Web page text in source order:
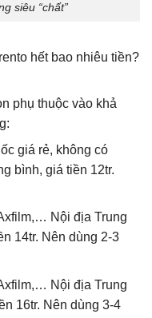
siêu “chất”
hết bao nhiêu tiền?
phụ thuộc vào khả
giá rẻ, không có
bình, giá tiền 12tr.
Nội địa Trung
14tr. Nên dùng 2-3
Nội địa Trung
16tr. Nên dùng 3-4